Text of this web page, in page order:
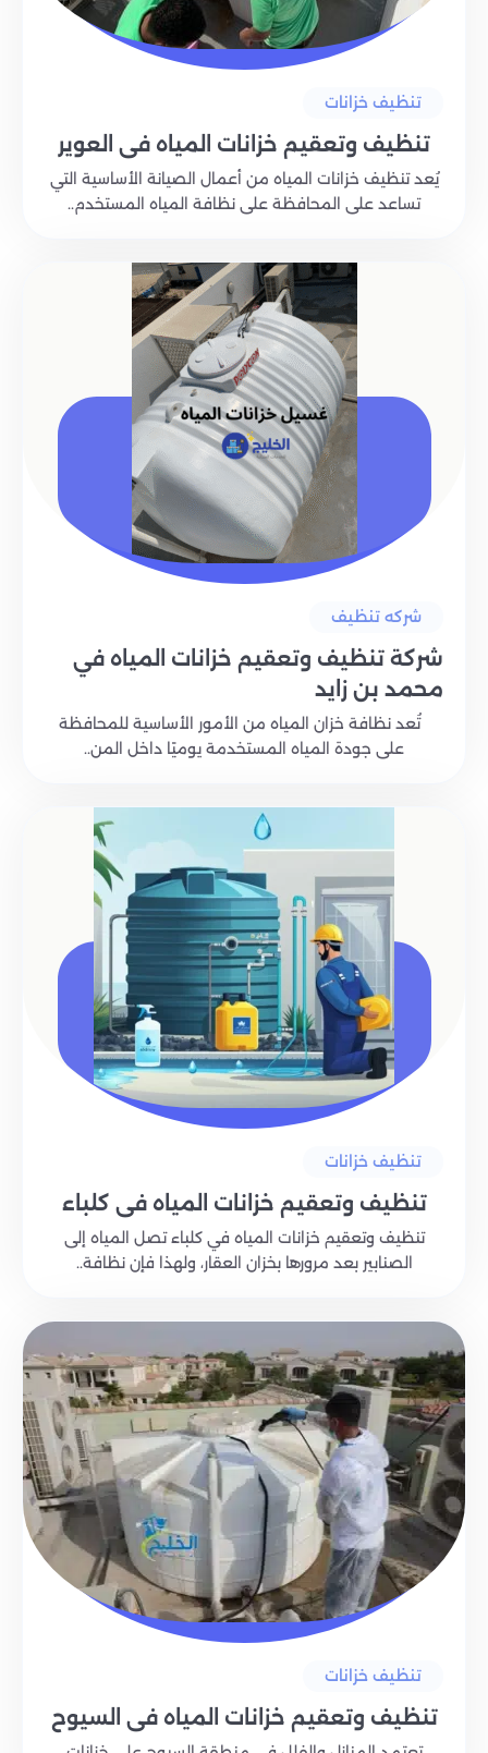
تنظيف خزانات
تنظيف وتعقيم خزانات المياه في العوير
يُعد تنظيف خزانات المياه من أعمال الصيانة الأساسية التي
تساعد على المحافظة على نظافة المياه المستخدم..
شركه تنظيف
شركة تنظيف وتعقيم خزانات المياه في
محمد بن زايد
تُعد نظافة خزان المياه من الأمور الأساسية للمحافظة
على جودة المياه المستخدمة يوميًا داخل المن..
تنظيف خزانات
تنظيف وتعقيم خزانات المياه في كلباء
تنظيف وتعقيم خزانات المياه في كلباء تصل المياه إلى
الصنابير بعد مرورها بخزان العقار، ولهذا فإن نظافة..
تنظيف خزانات
تنظيف وتعقيم خزانات المياه في السيوح